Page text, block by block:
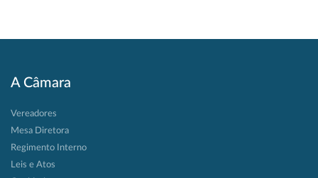
A Câmara
Vereadores
Mesa Diretora
Regimento Interno
Leis e Atos